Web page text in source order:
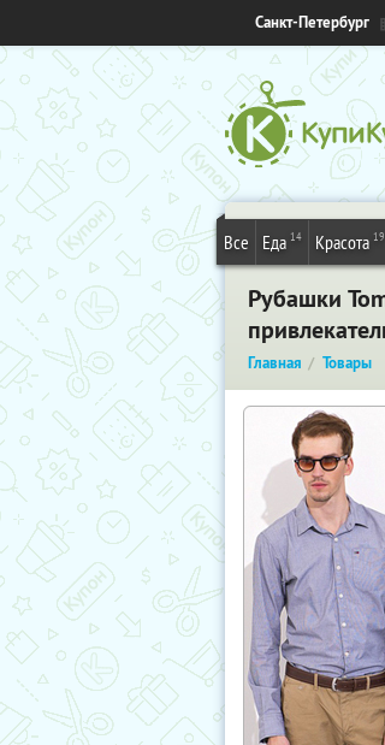
Санкт-Петербург
Все Еда 14 Красота 19
Рубашки
Главная Товары